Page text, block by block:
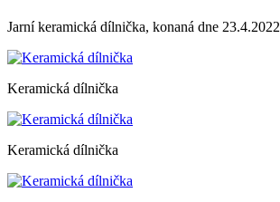
Jarní keramická dílnička, konaná dne 23.4.2022
Keramická dílnička
Keramická dílnička